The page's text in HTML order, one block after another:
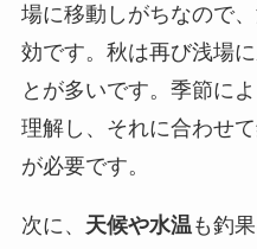
場に移動しがちなので
効です。秋は再び浅場
とが多いです。季節に
理解し、それに合わせ
が必要です。
次に、 天候や水温 も釣